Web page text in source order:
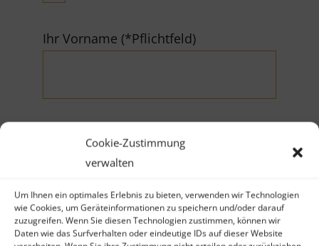
Cookie-Zustimmung
verwalten
Um Ihnen ein optimales Erlebnis zu bieten, verwenden wir Technologien
wie Cookies, um Geräteinformationen zu speichern und/oder darauf
zuzugreifen. Wenn Sie diesen Technologien zustimmen, können wir
Daten wie das Surfverhalten oder eindeutige IDs auf dieser Website
Ihr Vorname (*Pflichtfeld)
Ihr Nachname (*Pflichtfeld)